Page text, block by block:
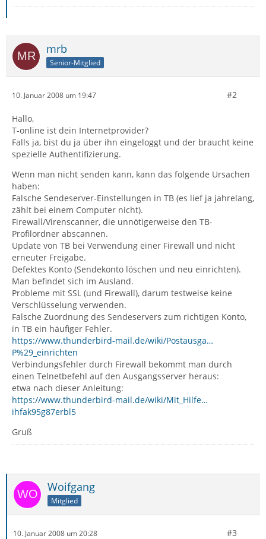
mrb
Senior-Mitglied
10. Januar 2008 um 19:47 #2
Hallo,
T-online ist dein Internetprovider?
Falls ja, bist du ja über ihn eingeloggt und der braucht keine
spezielle Authentifizierung.
Wenn man nicht senden kann, kann das folgende Ursachen
haben:
Falsche Sendeserver-Einstellungen in TB (es lief ja jahrelang,
zählt bei einem Computer nicht).
Firewall/Virenscanner, die unnötigerweise den TB-
Profilordner abscannen.
Update von TB bei Verwendung einer Firewall und nicht
erneuter Freigabe.
Defektes Konto (Sendekonto löschen und neu einrichten).
Man befindet sich im Ausland.
Probleme mit SSL (und Firewall), darum testweise keine
Verschlüsselung verwenden.
Falsche Zuordnung des Sendeservers zum richtigen Konto,
in TB ein häufiger Fehler.
https://www.thunderbird-mail.de/wiki/Postausga…
P%29_einrichten
Verbindungsfehler durch Firewall bekommt man durch
einen Telnetbefehl auf den Ausgangsserver heraus:
etwa nach dieser Anleitung:
https://www.thunderbird-mail.de/wiki/Mit_Hilfe…
ihfak95g87erbl5
Gruß
Woifgang
Mitglied
10. Januar 2008 um 20:28 #3